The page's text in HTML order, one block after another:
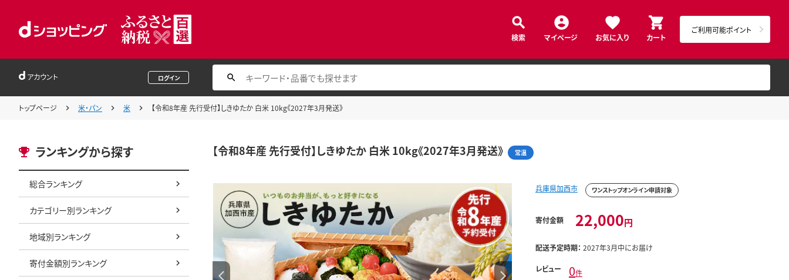
検索 マイページ お気に入り カート
ご利用可能ポイント
アカウント ログイン
トップページ 米・パン 米 【令和8年産 先行受付】しきゆたか 白米 10kg《2027年3月発送》
ランキングから探す
総合ランキング
カテゴリー別ランキング
地域別ランキング
寄付金額別ランキング
【令和8年産 先行受付】しきゆたか 白米 10kg《2027年3月発送》 常温
兵庫県加西市 ワンストップオンライン申請対象
寄付金額 22,000円
配送予定時期： 2027年3月中にお届け
レビュー 0件